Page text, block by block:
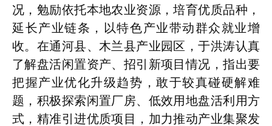
况，勉励依托本地农业资源，培育优质品种，
延长产业链条，以特色产业带动群众就业增
收。在通河县、木兰县产业园区，于洪涛认真
了解盘活闲置资产、招引新项目情况，指出要
把握产业优化升级趋势，敢于较真碰硬解难
题，积极探索闲置厂房、低效用地盘活利用方
式，精准引进优质项目，加力推动产业集聚发